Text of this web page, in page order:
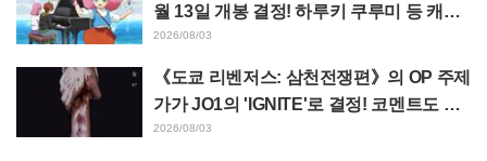
월 13일 개봉 결정! 하루키 쿠루미 등 캐스
트, 메인 비주얼 & 특보 해금
2026/08/03
《도쿄 리벤저스: 삼천전쟁편》의 OP 주제
가가 JO1의 'IGNITE'로 결정! 코멘트도 도
착
2026/08/03